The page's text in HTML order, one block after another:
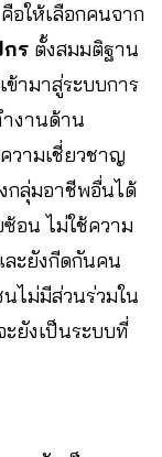
อให้เลือกคนจาก
ร ตั้งสมมติฐาน
ามาสู่ระบบการ
งานด้าน
วามเชี่ยวชาญ
กลุ่มอาชีพอื่นได้
อน ไม่ใช้ความ
ละยังกีดกันคน
ไม่มีส่วนร่วมใน
ะยังเป็นระบบที่